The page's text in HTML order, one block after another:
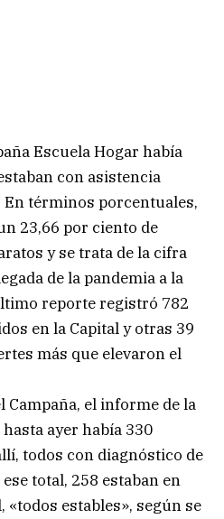
Escuela Hogar había
con asistencia
términos porcentuales,
23,66 por ciento de
y se trata de la cifra
de la pandemia a la
reporte registró 782
en la Capital y otras 39
más que elevaron el
Campaña, el informe de la
ayer había 330
todos con diagnóstico de
total, 258 estaban en
«todos estables», según se